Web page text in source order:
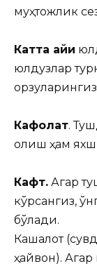
муҳтожлик
Катта айиқ
юлдузлар
Кафолат.
олиш ҳам
Кафт. Агар
кўрсангиз,
бўлади.
Кашалот
ҳайвон). Агар